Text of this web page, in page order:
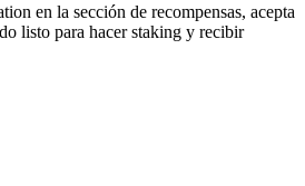
en la sección de recompensas, acepta
listo para hacer staking y recibir